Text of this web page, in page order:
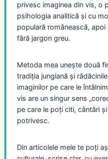
privesc imaginea din vis, o
psihologia analitică și cu
populară românească,
fără jargon greu.
Metoda mea unește două
tradiția jungiană și
imaginilor pe care le
vis are un singur sens
pe care le poți citi, cântări
potrivesc.
Din articolele mele te poți